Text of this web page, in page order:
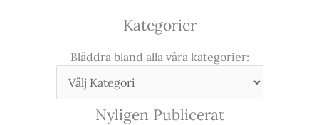
Kategorier
Bläddra bland alla våra kategorier:
Nyligen Publicerat